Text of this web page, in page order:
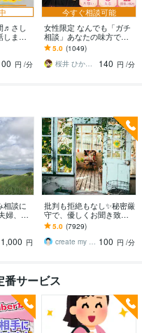
♬さし
ます
酔った
⭐︎お話
円 /分
今すぐ相談可能
女性限定 なんでも「ガチ
相談」あなたの味方で話
ます 男性目線で、あなた
の恋の“答え”を言葉にしま
す。
5.0 (1049)
桜井 ひかる｜経験豊富の恋愛相談室
140 円 /分
相談に
婦、学
なる
！
1,000 円
批判も拒絶もなし✨秘密厳
守で、優しくお聞き致し
ます ✨お試し１分から✨
違うかな？と思ったら途
中で切って構いません
5.0 (7929)
create my life 100 円 /分
番サービス